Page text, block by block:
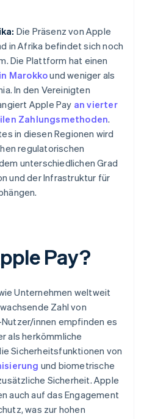
Die Präsenz von Apple
in Afrika befindet sich noch
Die Plattform hat einen
Marokkound weniger als
In den Vereinigten
Apple Pay an vierter
Zahlungsmethoden.
in diesen Regionen wird
regulatorischen
unterschiedlichen Grad
und der Infrastruktur für
Pay?
Unternehmen weltweit
Zahl von
innen empfinden es
als herkömmliche
Sicherheitsfunktionen von
und biometrische
Sicherheit. Apple
auch auf das Engagement
was zur hohen